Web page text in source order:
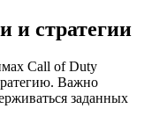
и стратегии
Call of Duty
Важно
заданных